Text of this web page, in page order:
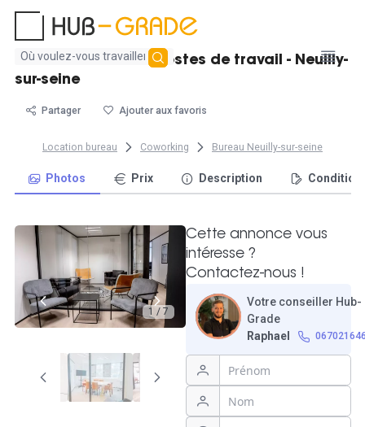
Aucun
Bureau fermé de 2 postes de travail - Neuilly-
sur-seine
Partager Ajouter aux favoris
Location bureau Coworking Bureau Neuilly-sur-seine
Photos Prix Description
1 / 7
Cette annonce vous
intéresse ?
Contactez-nous !
Votre conseiller Hub-
Grade
Raphael